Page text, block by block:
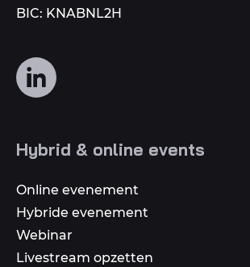
BIC: KNABNL2H
Volg
ons
media
Hybrid & online events
Online evenement
Hybride evenement
Webinar
Livestream opzetten